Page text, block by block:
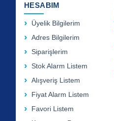
HESABIM
Üyelik Bilgilerim
Adres Bilgilerim
Siparişlerim
Stok Alarm Listem
Alışveriş Listem
Fiyat Alarm Listem
Favori Listem